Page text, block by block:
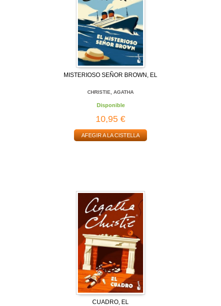
MISTERIOSO SEÑOR BROWN, EL
CHRISTIE, AGATHA
Disponible
10,95 €
AFEGIR A LA CISTELLA
CUADRO, EL